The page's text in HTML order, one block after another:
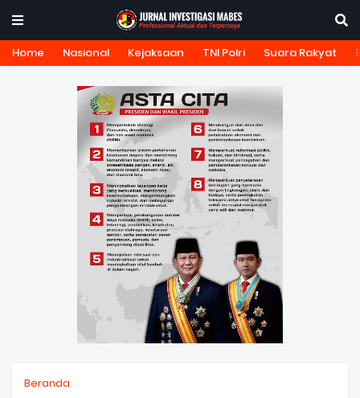
Home Nasional Kejaksaan TNI Polri Suara Rakyat
Beranda